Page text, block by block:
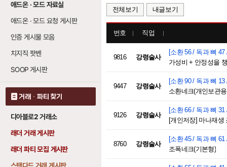
애드온 · 모드 자료실
애드온 · 모드 요청 게시판
인증 게시물 모음
치지직 팟벤
SOOP 게시판
거래 · 파티 찾기
디아블로2 거래소
래더 거래 게시판
래더 파티 모집 게시판
전체보기 내글보기
번호 직업
9816 강령술사
[소환 56 / 독과 뼈 47
가성비 + 안정성을
9447 강령술사
[소환 90 / 독과 뼈 13
소환네크(개인보관
9126 강령술사
[소환 66 / 독과 뼈 31
[개인저장] 마나재생
8760 강령술사
[소환 45 / 독과 뼈 61
조폭네크(기본형)